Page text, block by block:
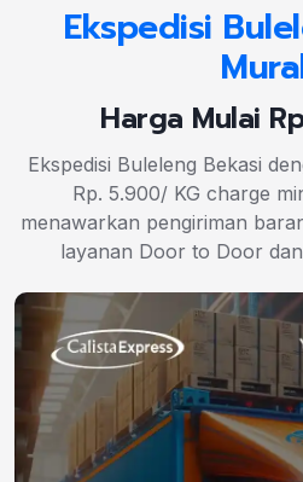
Ekspedisi
Harga Mulai
Ekspedisi Buleleng Bekasi
Rp. 5.900/ KG charge
menawarkan pengiriman
layanan Door to Door